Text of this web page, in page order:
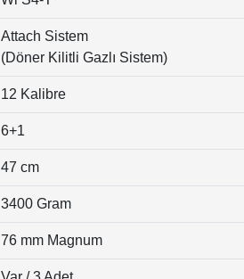
Attach Sistem
(Döner Kilitli Gazlı Sistem)
12 Kalibre
6+1
47 cm
3400 Gram
76 mm Magnum